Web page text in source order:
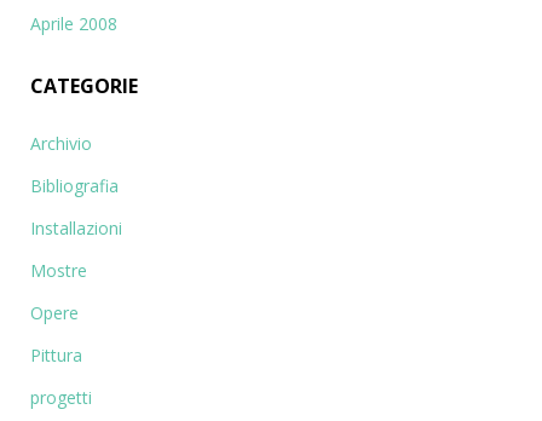
Aprile 2008
CATEGORIE
Archivio
Bibliografia
Installazioni
Mostre
Opere
Pittura
progetti